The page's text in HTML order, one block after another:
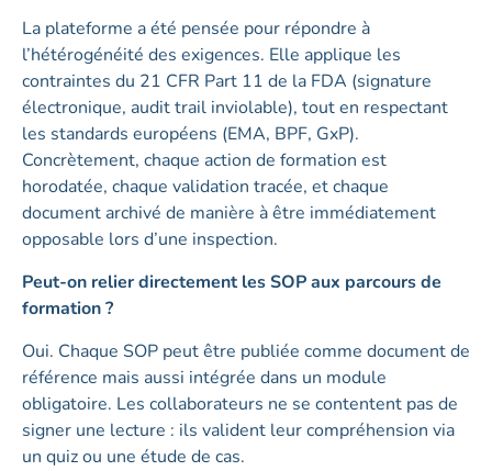
La plateforme a été pensée pour répondre à
l’hétérogénéité des exigences. Elle applique les
contraintes du 21 CFR Part 11 de la FDA (signature
électronique, audit trail inviolable), tout en respectant
les standards européens (EMA, BPF, GxP).
Concrètement, chaque action de formation est
horodatée, chaque validation tracée, et chaque
document archivé de manière à être immédiatement
opposable lors d’une inspection.
Peut-on relier directement les SOP aux parcours de
formation ?
Oui. Chaque SOP peut être publiée comme document de
référence mais aussi intégrée dans un module
obligatoire. Les collaborateurs ne se contentent pas de
signer une lecture : ils valident leur compréhension via
un quiz ou une étude de cas.